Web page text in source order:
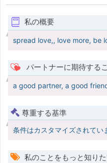
私の概要
spread love,, love more, be
パートナーに期待する
a good partner, a good
尊重する基準
条件はカスタマイズされてい
私のことをもっと知り